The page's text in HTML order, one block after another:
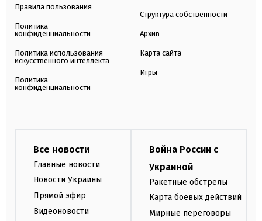
Правила пользования
Политика
конфиденциальности
Политика использования
искусственного интеллекта
Политика
конфиденциальности
Структура собственности
Архив
Карта сайта
Игры
Все новости
Главные новости
Новости Украины
Прямой эфир
Видеоновости
Война России с
Украиной
Ракетные обстрелы
Карта боевых действий
Мирные переговоры